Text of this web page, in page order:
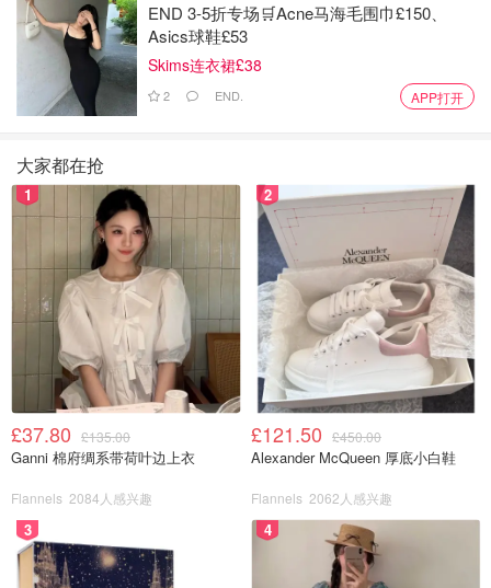
🌱然后倒入冰糖或片糖END 3-5折专场🛒Acne马海毛围巾£150、
Asics球鞋£53
Skims连衣裙£38
2 END. APP打开
大家都在抢
1
£37.80 £135.00
Ganni 棉府绸系带荷叶边上衣
Flannels 2084人感兴趣
2
£121.50 £450.00
Alexander McQueen 厚底小白鞋
Flannels 2062人感兴趣
3 4